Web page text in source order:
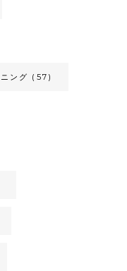
ング (57)